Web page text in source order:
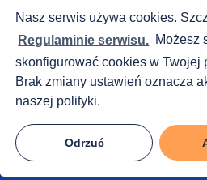
Nasz serwis używa cookies.
Regulaminie serwisu. Możesz
skonfigurować cookies w Twojej
Brak zmiany ustawień oznacza
naszej polityki.
Odrzuć
Bezpieczne płatności
© 2012 - 2026